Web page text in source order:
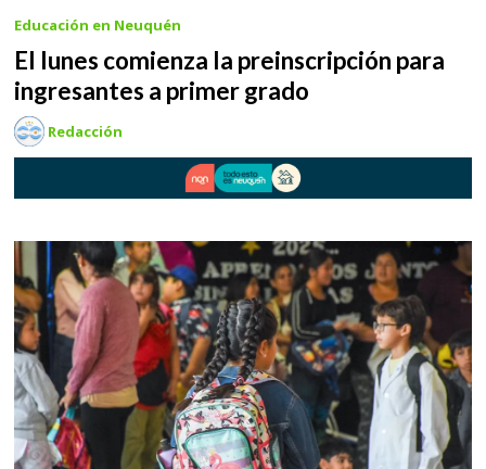
El lunes comienza la preinscripción para
ingresantes a primer grado
Educación en Neuquén
Redacción